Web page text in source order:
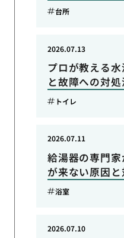
台所
プロが教える
と故障への対処
2026.07.13
トイレ
給湯器の専門
が来ない原因と
2026.07.11
浴室
2026.07.10